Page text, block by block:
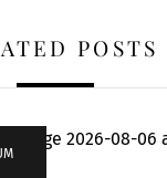
POSTS